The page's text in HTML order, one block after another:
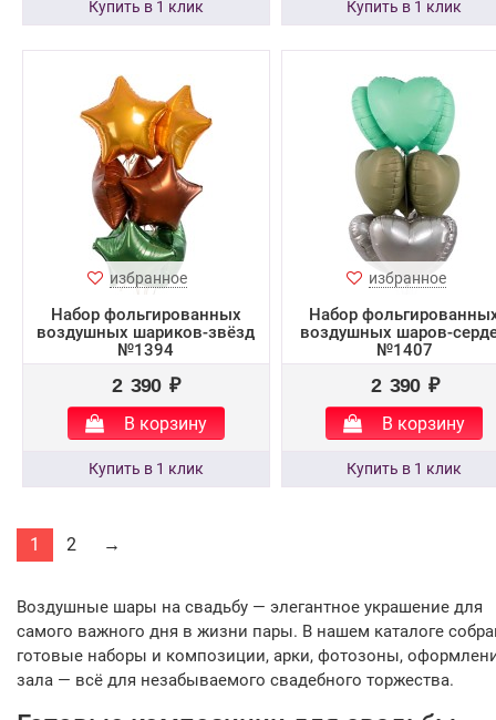
избранное
Набор фольгированных
воздушных шариков-звёзд
№1394
2 390 ₽
В корзину
избранное
Набор
воздушных шаров-
№1407
2 390 ₽
В корзину
1 2 →
Воздушные шары на свадьбу — элегантное украшение для
самого важного дня в жизни пары. В нашем каталоге
готовые наборы и композиции, арки, фотозоны,
зала — всё для незабываемого свадебного торжества.